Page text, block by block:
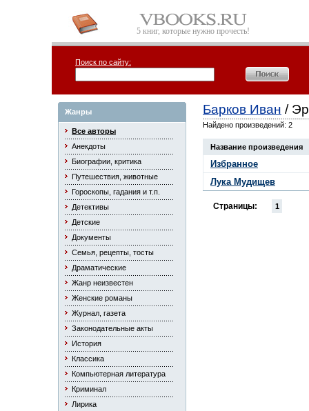
5 книг, которые нужно прочесть!
Поиск по сайту:
Жанры
Все авторы
Анекдоты
Биографии, критика
Путешествия, животные
Гороскопы, гадания и т.п.
Детективы
Детские
Документы
Семья, рецепты, тосты
Драматические
Жанр неизвестен
Женские романы
Журнал, газета
Законодательные акты
История
Классика
Компьютерная литература
Криминал
Лирика
Барков Иван /
Найдено произведений: 2
Название произведения
Избранное
Лука Мудищев
Страницы: 1